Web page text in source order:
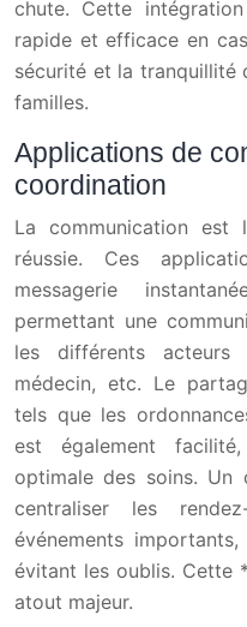
chute. Cette
rapide et efficace en
sécurité et la tranquillité
familles.
Applications de
coordination
La communication est
réussie. Ces
messagerie
permettant une
les différents
médecin, etc. Le
tels que les
est également
optimale des soins. Un
centraliser les
événements
évitant les oublis. Cette
atout majeur.